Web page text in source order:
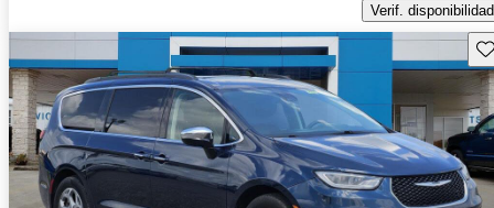
Verif. disponibilidad